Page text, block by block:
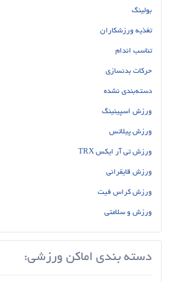
بولینگ
تغذیه ورزشکاران
تناسب اندام
حرکات بدنسازی
دسته‌بندی نشده
ورزش اسپینینگ
ورزش پیلاتس
ورزش تی آر ایکس TRX
ورزش قایقرانی
ورزش کراس فیت
ورزش و سلامتی
دسته بندی اماکن ورزشی: